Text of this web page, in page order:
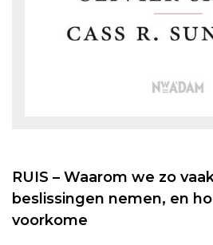
RUIS – Waarom we zo
beslissingen nemen, en
voorkome